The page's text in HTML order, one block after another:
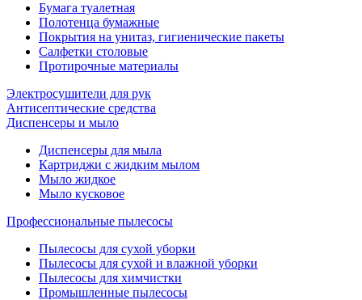
Бумага туалетная
Полотенца бумажные
Покрытия на унитаз, гигиенические пакеты
Салфетки столовые
Протирочные материалы
Электросушители для рук
Антисептические средства
Диспенсеры и мыло
Диспенсеры для мыла
Картриджи с жидким мылом
Мыло жидкое
Мыло кусковое
Профессиональные пылесосы
Пылесосы для сухой уборки
Пылесосы для сухой и влажной уборки
Пылесосы для химчистки
Промышленные пылесосы